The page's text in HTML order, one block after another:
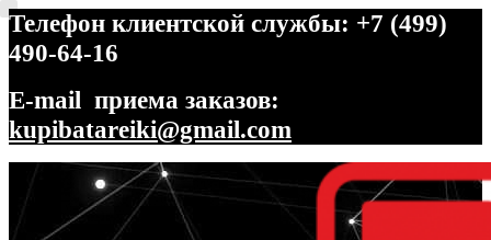
Телефон клиентской службы: +7 (499)
490-64-16
E-mail приема заказов:
kupibatareiki@gmail.com
Перейти
навигации
Перейти
содержимому